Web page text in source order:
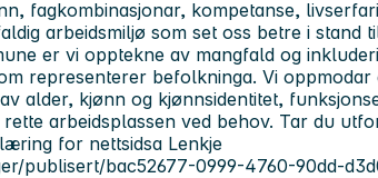
fagkombinasjonar, kompetanse,
arbeidsmiljø som set oss betre i stand
er vi opptekne av mangfald og
representerer befolkninga. Vi
alder, kjønn og kjønnsidentitet,
arbeidsplassen ved behov. Tar du
for nettsidsa Lenkje
publisert/bac52677-0999-4760-90dd-